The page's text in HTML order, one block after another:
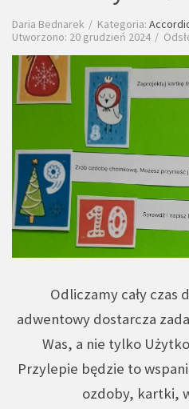
Daria Bednarek Kategoria:
Utworzono: 20 grudzień 2024
Odliczamy cały czas
adwentowy dostarcza
Was, a nie tylko
Przylepie będzie to
ozdoby, kartki,